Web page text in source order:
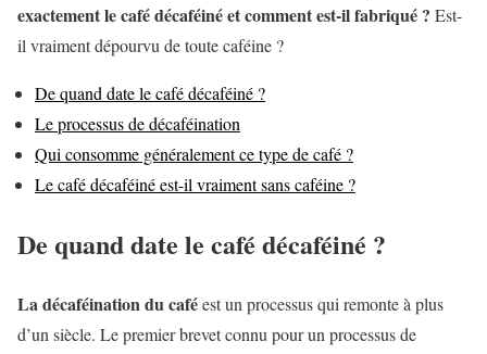
exactement le café décaféiné et comment est-il fabriqué ? Est-
il vraiment dépourvu de toute caféine ?
De quand date le café décaféiné ?
Le processus de décaféination
Qui consomme généralement ce type de café ?
Le café décaféiné est-il vraiment sans caféine ?
De quand date le café décaféiné ?
La décaféination du caféest un processus qui remonte à plus
d’un siècle. Le premier brevet connu pour un processus de